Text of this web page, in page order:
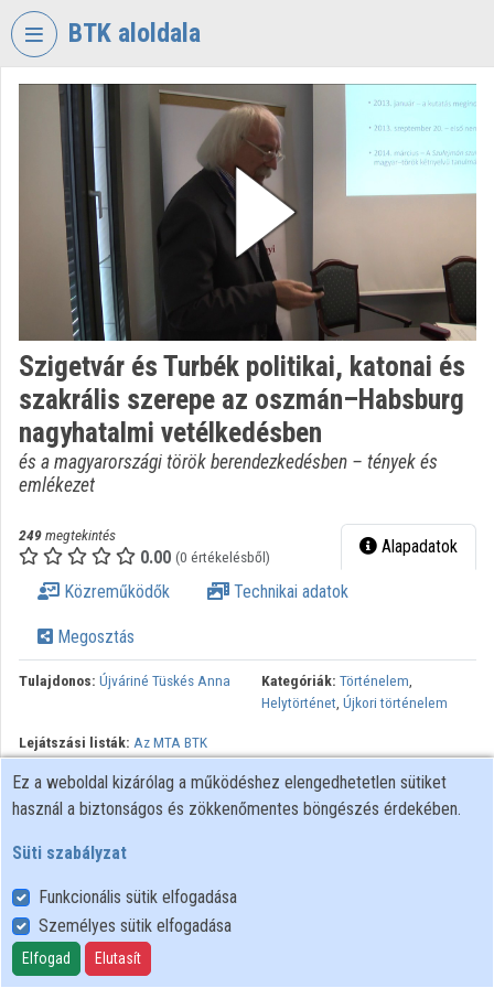
Fejléc kihagyása
BTK aloldala
VIDEO TORIUM
BÖLCSÉSZETTUDOMÁNYI
KUTATÓKÖZPONT
Intézményi kezdőlap
Bejelentkezés
Intézményi felfedezés
Kategóriák
Intézményi listák
Intézmények
Szigetvár és Turbék politikai, katonai és
szakrális szerepe az oszmán–Habsburg
nagyhatalmi vetélkedésben
és a magyarországi török berendezkedésben – tények és
emlékezet
249megtekintés
0.00 (0 értékelésből) Alapadatok
Közreműködők Technikai adatok
Megosztás
Tulajdonos: Újváriné Tüskés Anna Kategóriák: Történelem,
Helytörténet, Újkori történelem
Lejátszási listák: Az MTA BTK
Történettudományi Intézetében
működő NKFIH által támogatott
kutatócsoportok
Felhasználói szabályzat
Adatkezelési tájékoztató
Süti szabályzat
Ez a weboldal kizárólag a működéshez elengedhetetlen sütiket
használ a biztonságos és zökkenőmentes böngészés érdekében.
Süti szabályzat
Funkcionális sütik elfogadása
Személyes sütik elfogadása
Elfogad Elutasít